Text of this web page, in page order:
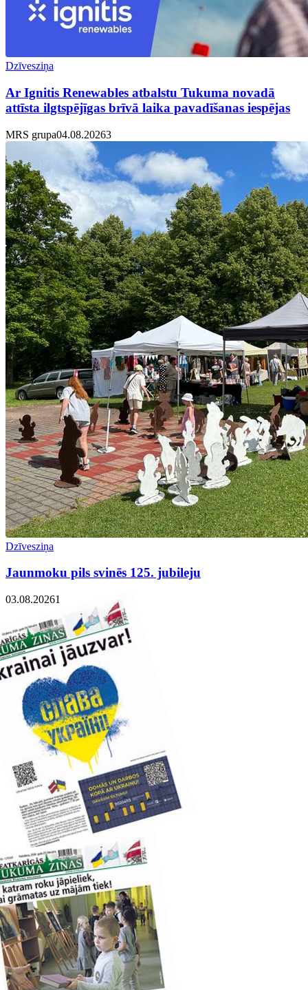
Dzīvesziņa
Ar Ignitis Renewables atbalstu Tukuma novadā
attīsta ilgtspējīgas brīvā laika pavadīšanas iespējas
MRS grupa04.08.20263
Dzīvesziņa
Jaunmoku pils svinēs 125. jubileju
03.08.20261